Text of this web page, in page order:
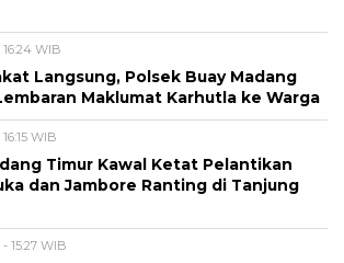
WIB
Langsung, Polsek Buay Madang
Maklumat Karhutla ke Warga
WIB
Timur Kawal Ketat Pelantikan
dan Jambore Ranting di Tanjung
15:27 WIB